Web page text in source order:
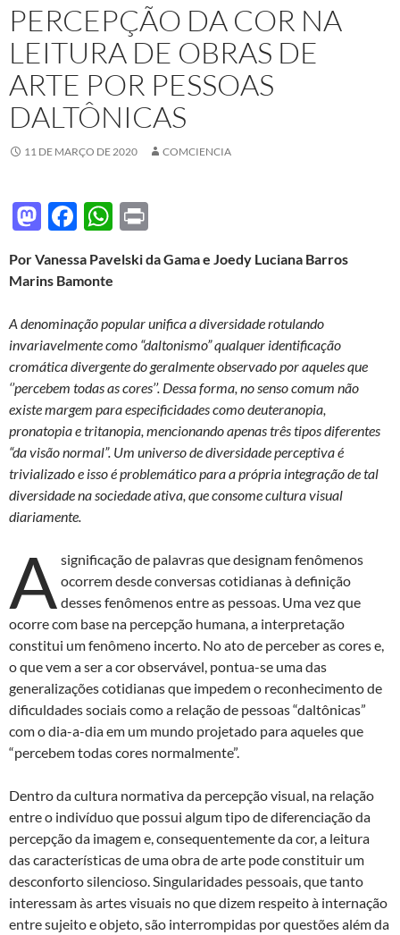
PERCEPÇÃO DA COR NA
LEITURA DE OBRAS DE
ARTE POR PESSOAS
DALTÔNICAS
11 DE MARÇO DE 2020 COMCIENCIA
M
to
o
n
F
e
o
o
k
W
at
A
p
p
nt
Por Vanessa Pavelski da Gama e Joedy Luciana Barros
Marins Bamonte
A denominação popular unifica a diversidade rotulando
invariavelmente como “daltonismo” qualquer identificação
cromática divergente do geralmente observado por aqueles que
‘’percebem todas as cores’’. Dessa forma, no senso comum não
existe margem para especificidades como deuteranopia,
pronatopia e tritanopia, mencionando apenas três tipos diferentes
“da visão normal”. Um universo de diversidade perceptiva é
trivializado e isso é problemático para a própria integração de tal
diversidade na sociedade ativa, que consome cultura visual
diariamente.
A significação de palavras que designam fenômenos
ocorrem desde conversas cotidianas à definição
desses fenômenos entre as pessoas. Uma vez que
ocorre com base na percepção humana, a interpretação
constitui um fenômeno incerto. No ato de perceber as cores e,
o que vem a ser a cor observável, pontua-se uma das
generalizações cotidianas que impedem o reconhecimento de
dificuldades sociais como a relação de pessoas “daltônicas”
com o dia-a-dia em um mundo projetado para aqueles que
“percebem todas cores normalmente”.
Dentro da cultura normativa da percepção visual, na relação
entre o indivíduo que possui algum tipo de diferenciação da
percepção da imagem e, consequentemente da cor, a leitura
das características de uma obra de arte pode constituir um
desconforto silencioso. Singularidades pessoais, que tanto
interessam às artes visuais no que dizem respeito à internação
entre sujeito e objeto, são interrompidas por questões além da